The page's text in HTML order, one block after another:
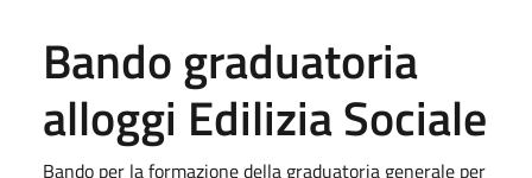
Bando graduatoria
alloggi Edilizia Sociale
Bando per la formazione della graduatoria generale per